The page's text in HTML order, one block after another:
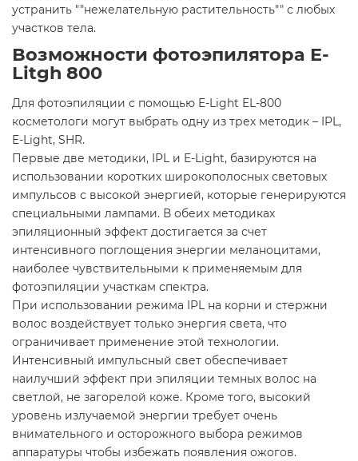
устранить ""нежелательную растительность"" с любых
участков тела.
Возможности фотоэпилятора E-
Litgh 800
Для фотоэпиляции с помощью E-Light EL-800
косметологи могут выбрать одну из трех методик – IPL,
E-Light, SHR.
Первые две методики, IPL и E-Light, базируются на
использовании коротких широкополосных световых
импульсов с высокой энергией, которые генерируются
специальными лампами. В обеих методиках
эпиляционный эффект достигается за счет
интенсивного поглощения энергии меланоцитами,
наиболее чувствительными к применяемым для
фотоэпиляции участкам спектра.
При использовании режима IPL на корни и стержни
волос воздействует только энергия света, что
ограничивает применение этой технологии.
Интенсивный импульсный свет обеспечивает
наилучший эффект при эпиляции темных волос на
светлой, не загорелой коже. Кроме того, высокий
уровень излучаемой энергии требует очень
внимательного и осторожного выбора режимов
аппаратуры чтобы избежать появления ожогов.